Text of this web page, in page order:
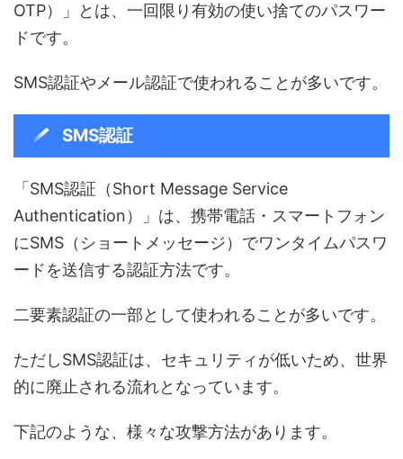
OTP）」とは、一回限り有効の使い捨てのパスワー
ドです。
SMS認証やメール認証で使われることが多いです。
SMS認証
「SMS認証（Short Message Service
Authentication）」は、携帯電話・スマートフォン
にSMS（ショートメッセージ）でワンタイムパスワ
ードを送信する認証方法です。
二要素認証の一部として使われることが多いです。
ただしSMS認証は、セキュリティが低いため、世界
的に廃止される流れとなっています。
下記のような、様々な攻撃方法があります。